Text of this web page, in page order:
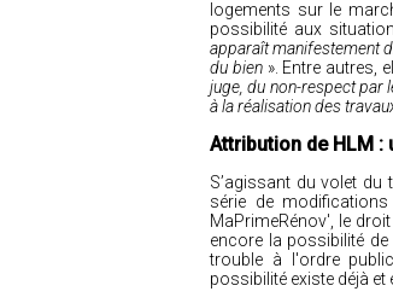
logements sur le
possibilité aux
apparaît manifestement
du bien ». Entre autres,
juge, du non-respect par
à la réalisation des
Attribution de HLM :
S’agissant du volet
série de
MaPrimeRénov', le
encore la possibilité
trouble à l'ordre
possibilité existe déjà et